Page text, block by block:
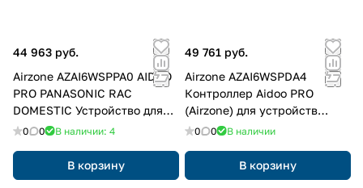
44 963 руб.
Airzone AZAI6WSPPA0 AIDOO
PRO PANASONIC RAC
DOMESTIC Устройство для
удаленного управления и
облачные сервисы
0 0 В наличии: 4
В корзину
49 761 руб.
Airzone AZAI6WSPDA4
Контроллер Aidoo PRO
(Airzone) для устройств
Daikin Altherma CB
0 0 В наличии
В корзину